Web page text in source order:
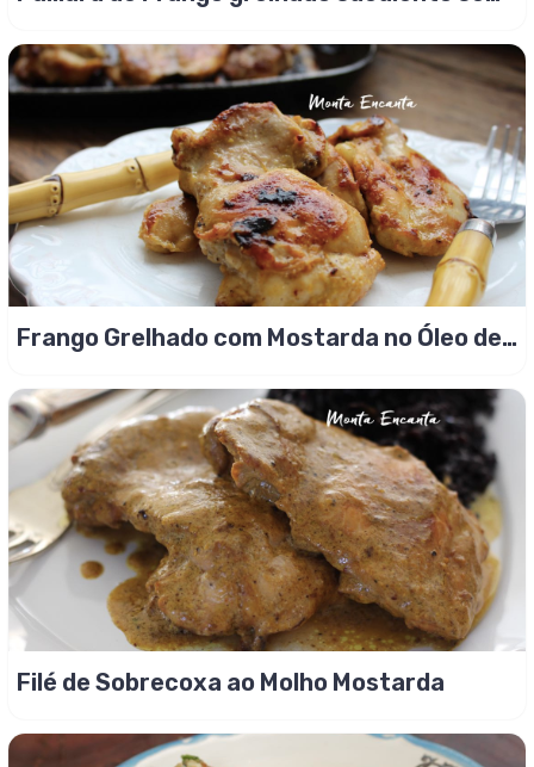
Frango Grelhado com Mostarda no Óleo de
Filé de Sobrecoxa ao Molho Mostarda